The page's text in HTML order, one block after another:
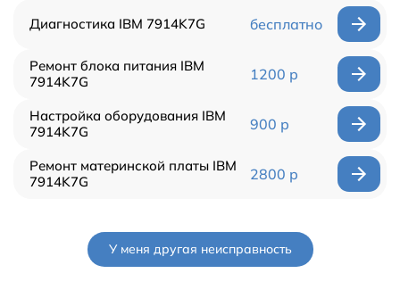
Диагностика IBM 7914K7G бесплатно
Ремонт блока питания IBM
7914K7G
1200 р
Настройка оборудования IBM
7914K7G
900 р
Ремонт материнской платы IBM
7914K7G
2800 р
У меня другая неисправность